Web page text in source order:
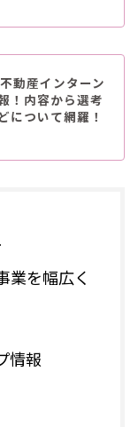
動産インターン
！内容から選考
について網羅！
業を幅広く
情報